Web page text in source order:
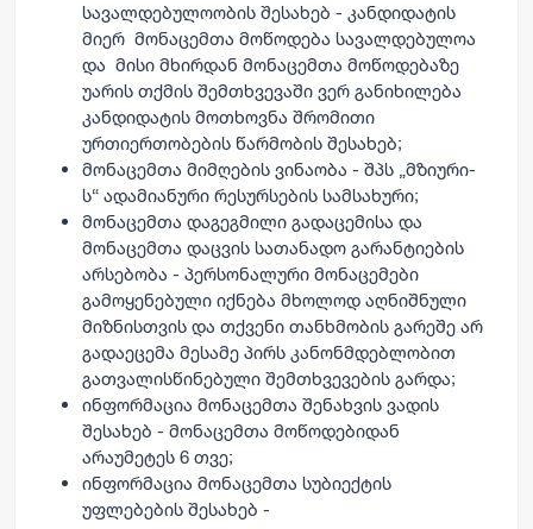
სავალდებულოობის შესახებ - კანდიდატის
მიერ მონაცემთა მოწოდება სავალდებულოა
და მისი მხირდან მონაცემთა მოწოდებაზე
უარის თქმის შემთხვევაში ვერ განიხილება
კანდიდატის მოთხოვნა შრომითი
ურთიერთობების წარმობის შესახებ;
მონაცემთა მიმღების ვინაობა - შპს „მზიური-
ს“ ადამიანური რესურსების სამსახური;
მონაცემთა დაგეგმილი გადაცემისა და
მონაცემთა დაცვის სათანადო გარანტიების
არსებობა - პერსონალური მონაცემები
გამოყენებული იქნება მხოლოდ აღნიშნული
მიზნისთვის და თქვენი თანხმობის გარეშე არ
გადაეცემა მესამე პირს კანონმდებლობით
გათვალისწინებული შემთხვევების გარდა;
ინფორმაცია მონაცემთა შენახვის ვადის
შესახებ - მონაცემთა მოწოდებიდან
არაუმეტეს 6 თვე;
ინფორმაცია მონაცემთა სუბიექტის
უფლებების შესახებ -